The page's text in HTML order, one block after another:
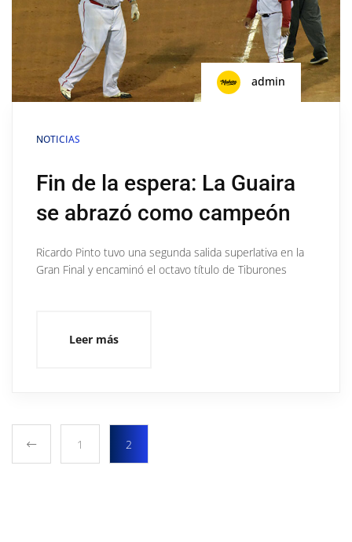
admin
NOTICIAS
Fin de la espera: La Guaira
se abrazó como campeón
Ricardo Pinto tuvo una segunda salida superlativa en la
Gran Final y encaminó el octavo título de Tiburones
Leer más
1 2